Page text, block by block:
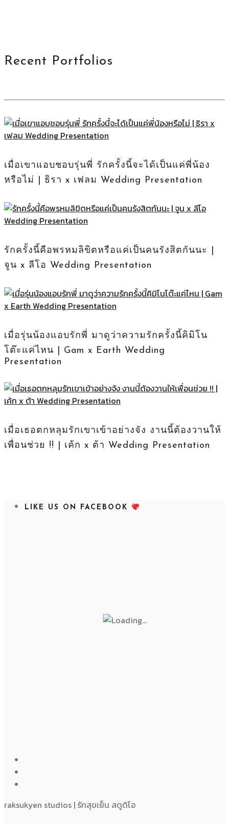
Recent Portfolios
เมื่อเขาแอบชอบรุ่นพี่ รักครั้งนี้จะได้เป็นแค่พี่น้อง
หรือไม่ | ธิรา x เฟลม Wedding Presentation
รักครั้งนี้คือพรหมลิขิตหรือแค่เป็นคนรังสิตกันนะ |
จูน x ลีโอ Wedding Presentation
เมื่อรุ่นน้องแอบรักพี่ มาดูว่าความรักครั้งนี้คิมิโน
โต๊ะแค่ไหน | Gam x Earth Wedding
Presentation
เมื่อเธอตกหลุมรักเขาเข้าอย่างจัง งานนี้ต้องวานให้
เพื่อนช่วย !! | เค้ก x ต้า Wedding Presentation
LIKE US ON FACEBOOK
raksukyen studios | รักสุขเย็น สตูดิโอ